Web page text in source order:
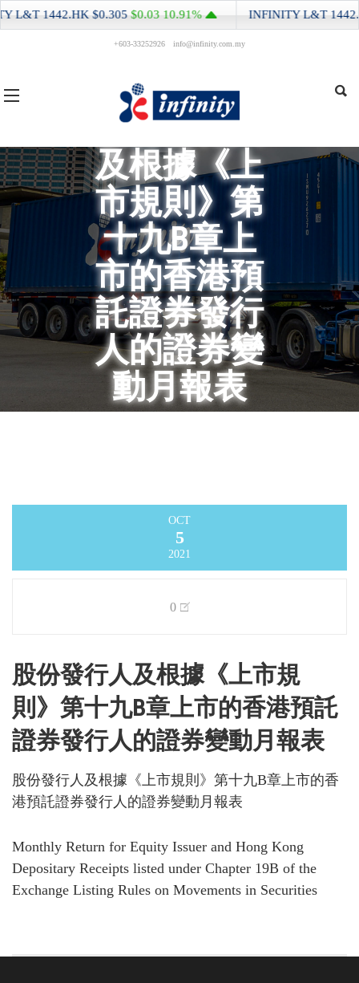
+603-33252926 info@infinity.com.my
股份發行人
及根據《上
市規則》第
十九B章上
市的香港預
託證券發行
人的證券變
動月報表
OCT
5
2021
0
股份發行人及根據《上市規
則》第十九B章上市的香港預託
證券發行人的證券變動月報表
股份發行人及根據《上市規則》第十九B章上市的香
港預託證券發行人的證券變動月報表
Monthly Return for Equity Issuer and Hong Kong
Depositary Receipts listed under Chapter 19B of the
Exchange Listing Rules on Movements in Securities
L&T1442.HK$0.305$0.0310.91% INFINITY L&T